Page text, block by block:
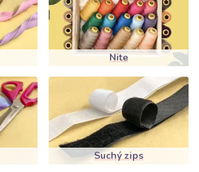
Nite
Suchý zips